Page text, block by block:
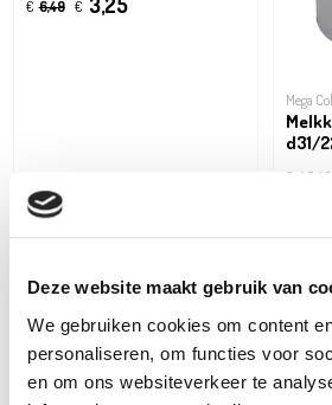
Deze website maakt gebruik van
We gebruiken cookies om content
personaliseren, om functies voor
en om ons websiteverkeer te
€ 6,49 €
Mega
d31/
€ 48,49